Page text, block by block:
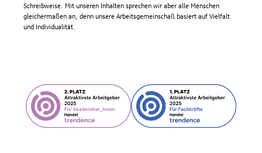
Schreibweise. Mit unseren Inhalten sprechen wir aber alle Menschen
gleichermaßen an, denn unsere Arbeitsgemeinschaft basiert auf Vielfalt
und Individualität.